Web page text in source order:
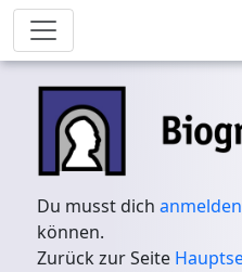
Du musst dichanmelden
können.
Zurück zur Seite